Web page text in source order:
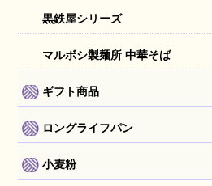
黒鉄屋シリーズ
マルボシ製麺所 中華そば
ギフト商品
ロングライフパン
小麦粉